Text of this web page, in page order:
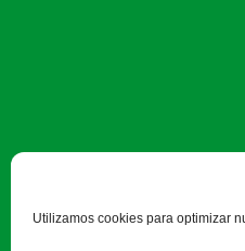
Utilizamos cookies para optimizar